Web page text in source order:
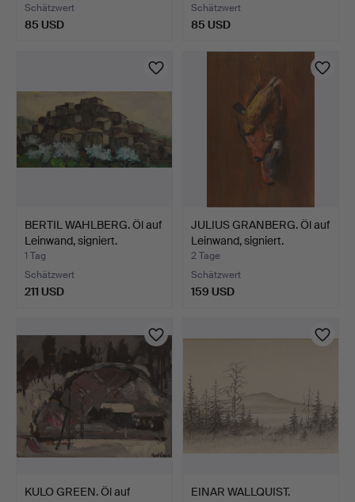
Schätzwert
85 USD
Schätzwert
85 USD
BERTIL WAHLBERG. Öl auf
Leinwand, signiert.
1 Tag
Schätzwert
211 USD
JULIUS GRANBERG. Öl auf
Leinwand, signiert.
2 Tage
Schätzwert
159 USD
KULO GREEN. Öl auf
EINAR WALLQUIST.